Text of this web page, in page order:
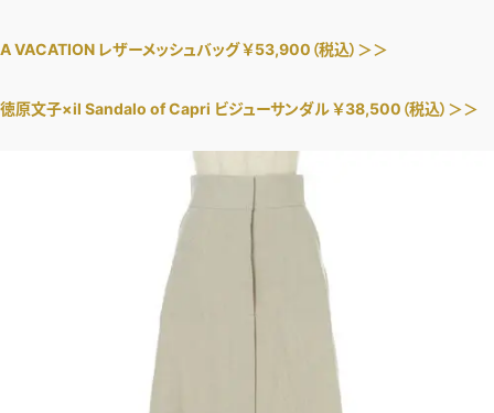
そしてエクラの美意識を、SNSで発信しています。
JOIN US
編集部から届くメールマガジン、
会員限定プレゼントや特別イベントへの応募など
新規会員登録はこちら
A VACATION レザーメッシュバッグ ￥53,900（税込）＞＞
徳原文子×il Sandalo of Capri ビジューサンダル ￥38,500（税込）＞＞